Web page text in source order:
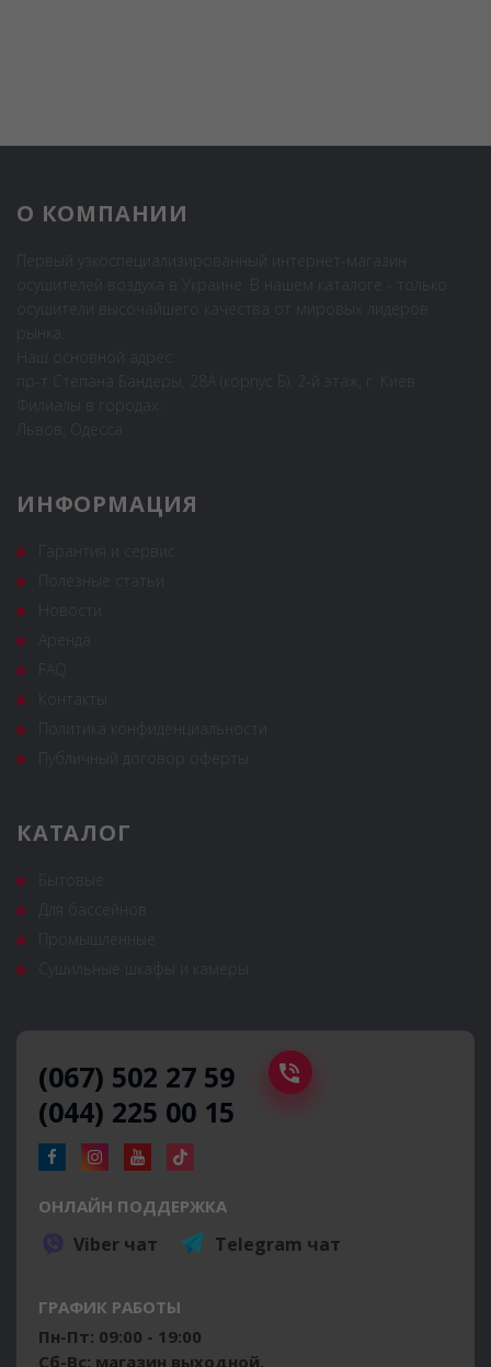
О КОМПАНИИ
ИНФОРМАЦИЯ
КАТАЛОГ
(067) 502 27 59
(044) 225 00 15
ОНЛАЙН ПОДДЕРЖКА
Viber чат Telegram чат
ГРАФИК РАБОТЫ
Пн-Пт: 09:00 - 19:00
Сб-Вс: магазин выходной.